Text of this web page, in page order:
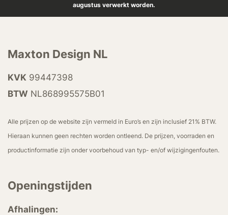
augustus verwerkt worden.
Maxton Design NL
KVK 99447398
BTW NL868995575B01
Alle prijzen op de website zijn vermeld in Euro’s en zijn inclusief 21% BTW.
Hieraan kunnen geen rechten worden ontleend. De prijzen, voorraden en
productinformatie zijn onder voorbehoud van typ- en/of wijzigingenfouten.
Openingstijden
Afhalingen: